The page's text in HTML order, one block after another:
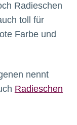
Radieschen
toll für
Farbe und
nennt
Radieschen